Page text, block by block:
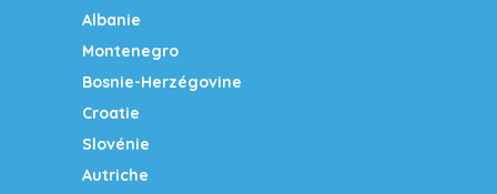
Albanie
Montenegro
Bosnie-Herzégovine
Croatie
Slovénie
Autriche